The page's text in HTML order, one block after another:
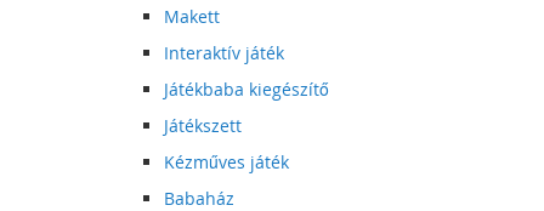
Makett
Interaktív játék
Játékbaba kiegészítő
Játékszett
Kézműves játék
Babaház